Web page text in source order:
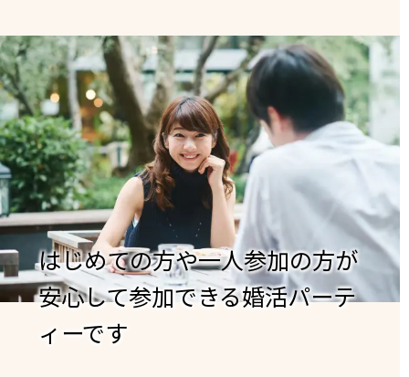
はじめての方や一人参加の方が
安心して参加できる婚活パーテ
ィーです